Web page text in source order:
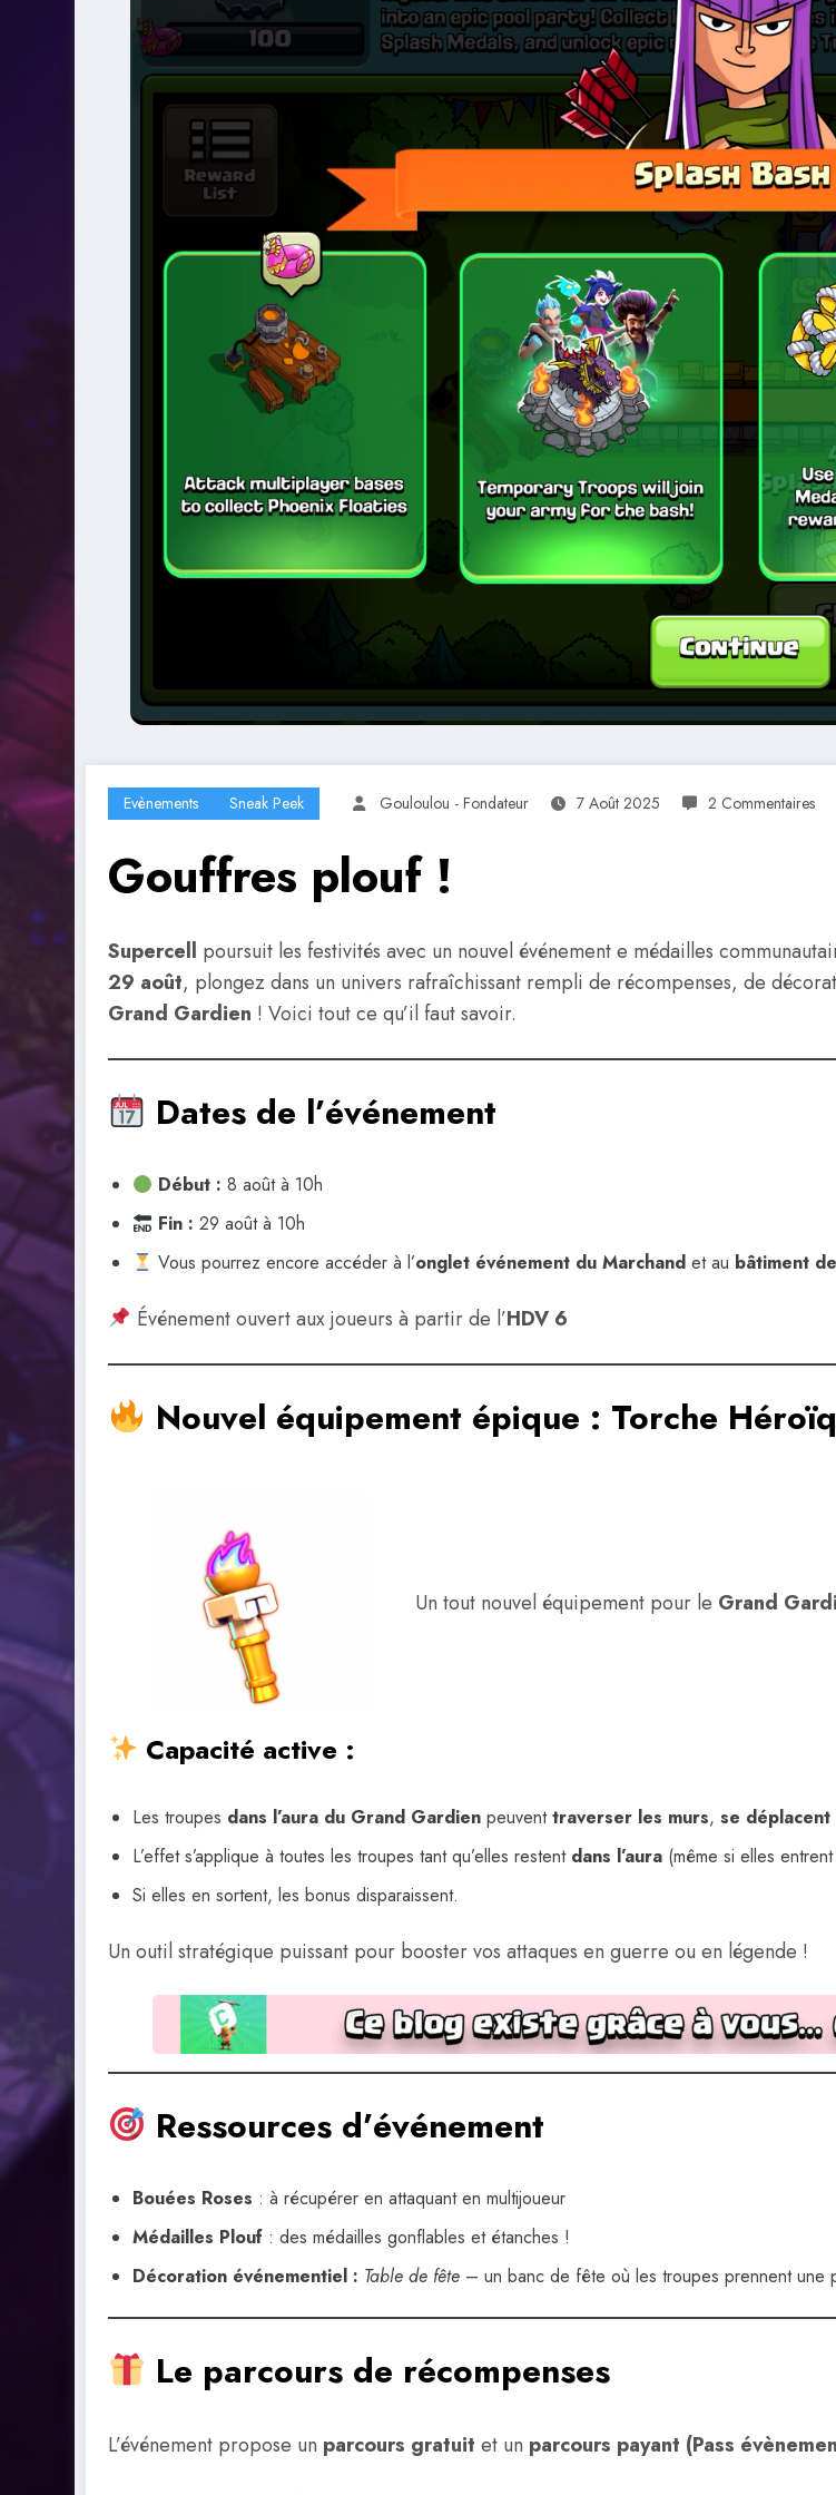
Evènements Sneak Peek Gouloulou - Fondateur 7 Août 2025 2 Commentaires
Gouffres plouf !
Supercell poursuit les festivités avec un nouvel événement e médailles
29 août, plongez dans un univers rafraîchissant rempli de récompenses, de
Grand Gardien ! Voici tout ce qu’il faut savoir.
Dates de l’événement
Début : 8 août à 10h
Fin : 29 août à 10h
Vous pourrez encore accéder à l’onglet événement du Marchand et au bâtiment
Événement ouvert aux joueurs à partir de l’HDV 6
Nouvel équipement épique : Torche
Un tout nouvel équipement pour le Grand
Capacité active :
Les troupes dans l’aura du Grand Gardien peuventtraverser les murs, se déplacent
L’effet s’applique à toutes les troupes tant qu’elles restent dans l’aura (même si elles entrent
Si elles en sortent, les bonus disparaissent.
Un outil stratégique puissant pour booster vos attaques en guerre ou en légende !
Ressources d’événement
Bouées Roses : à récupérer en attaquant en multijoueur
Médailles Plouf : des médailles gonflables et étanches !
Décoration événementiel : Table de fête – un banc de fête où les troupes prennent
Le parcours de récompenses
L’événement propose un parcours gratuit et un parcours payant (Pass